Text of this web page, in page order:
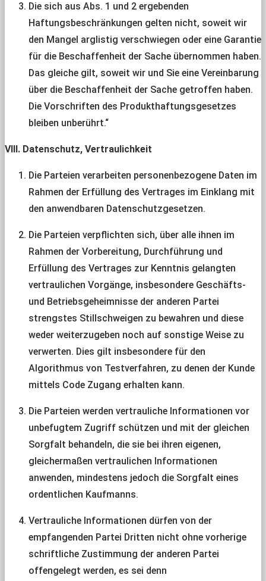
Die sich aus Abs. 1 und 2 ergebenden
Haftungsbeschränkungen gelten nicht, soweit wir
den Mangel arglistig verschwiegen oder eine Garantie
für die Beschaffenheit der Sache übernommen haben.
Das gleiche gilt, soweit wir und Sie eine Vereinbarung
über die Beschaffenheit der Sache getroffen haben.
Die Vorschriften des Produkthaftungsgesetzes
bleiben unberührt.“
VIII. Datenschutz, Vertraulichkeit
Die Parteien verarbeiten personenbezogene Daten im
Rahmen der Erfüllung des Vertrages im Einklang mit
den anwendbaren Datenschutzgesetzen.
Die Parteien verpflichten sich, über alle ihnen im
Rahmen der Vorbereitung, Durchführung und
Erfüllung des Vertrages zur Kenntnis gelangten
vertraulichen Vorgänge, insbesondere Geschäfts-
und Betriebsgeheimnisse der anderen Partei
strengstes Stillschweigen zu bewahren und diese
weder weiterzugeben noch auf sonstige Weise zu
verwerten. Dies gilt insbesondere für den
Algorithmus von Testverfahren, zu denen der Kunde
mittels Code Zugang erhalten kann.
Die Parteien werden vertrauliche Informationen vor
unbefugtem Zugriff schützen und mit der gleichen
Sorgfalt behandeln, die sie bei ihren eigenen,
gleichermaßen vertraulichen Informationen
anwenden, mindestens jedoch die Sorgfalt eines
ordentlichen Kaufmanns.
Vertrauliche Informationen dürfen von der
empfangenden Partei Dritten nicht ohne vorherige
schriftliche Zustimmung der anderen Partei
offengelegt werden, es sei denn